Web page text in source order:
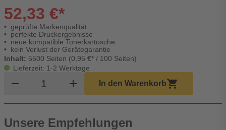
52,33 €*
geprüfte Markenqualität
perfekte Druckergebnisse
neue kompatible Tonerkartusche
kein Verlust der Gerätegarantie
Inhalt: 5500 Seiten (0,95 €* / 100 Seiten)
Lieferzeit: 1-2 Werktage
remove Produkt Warenkorb Menge
add In den Warenkorbshopping_cart
Unsere Empfehlungen